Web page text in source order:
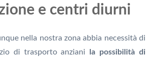
e centri diurni
nella nostra zona abbia necessità di
di trasporto anziani la possibilità di